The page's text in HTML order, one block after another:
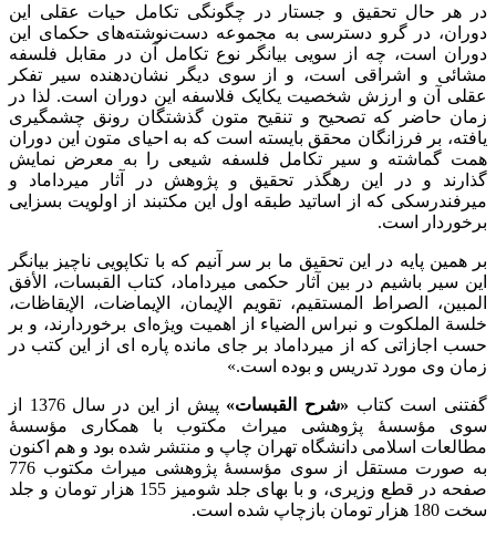
در هر حال تحقیق و جستار در چگونگی تکامل حیات عقلی این
دوران، در گرو دسترسی به مجموعه دست‌نوشته‌های حکمای این
دوران است، چه از سویی بیانگر نوع تکامل آن در مقابل فلسفه
مشائی و اشراقی است، و از سوی دیگر نشان‌دهنده سیر تفکر
عقلی آن و ارزش شخصیت یکایک فلاسفه این دوران است. لذا در
زمان حاضر که تصحیح و تنقیح متون گذشتگان رونق چشمگیری
یافته، بر فرزانگان محقق بایسته است که به احیای متون این دوران
همت گماشته و سیر تکامل فلسفه شیعی را به معرض نمایش
گذارند و در این رهگذر تحقیق و پژوهش در آثار میرداماد و
میرفندرسکی که از اساتید طبقه اول این مکتبند از اولویت بسزایی
برخوردار است.
بر همین پایه در این تحقیق ما بر سر آنیم که با تکاپویی ناچیز بیانگر
این سیر باشیم در بین آثار حکمی میرداماد، کتاب القبسات، الأفق
المبين، الصراط المستقيم، تقويم الإيمان، الإيماضات، الإيقاظات،
خلسة الملكوت و نبراس الضیاء از اهمیت ویژه‌ای برخوردارند، و بر
حسب اجازاتی که از میرداماد بر جای مانده پاره ای از این کتب در
زمان وی مورد تدریس و بوده است.»
گفتنی است کتاب «شرح القبسات»
پیش از این در سال 1376 از
سوی مؤسسۀ پژوهشی میراث مکتوب با همکاری مؤسسۀ
مطالعات اسلامی دانشگاه تهران چاپ و منتشر شده بود و هم اکنون
به صورت مستقل از سوی مؤسسۀ پژوهشی میراث مکتوب 776
صفحه در قطع وزیری، و با بهای جلد شومیز 155 هزار تومان و جلد
سخت 180 هزار تومان بازچاپ شده است.